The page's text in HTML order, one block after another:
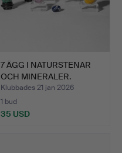
7 ÄGG I NATURSTENAR
OCH MINERALER.
Klubbades 21 jan 2026
1 bud
35 USD